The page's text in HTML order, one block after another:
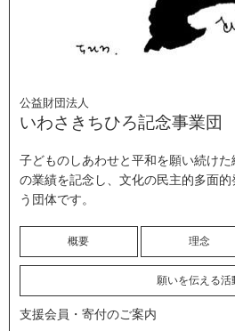
公益財団法人
いわさきちひろ記念事業団
子どものしあわせと平和を願い続け
の業績を記念し、文化の民主的多面
う団体です。
概要 理念
願いを伝える活
支援会員・寄付のご案内